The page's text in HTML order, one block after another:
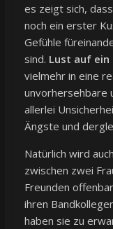
es zeigt sich,
noch ein erster
Gefühle
sind. Lust auf ein
vielmehr in eine
unvorhersehbare
allerlei
Ängste und
Natürlich wird
zwischen zwei
Freunden
ihren
haben sie zu